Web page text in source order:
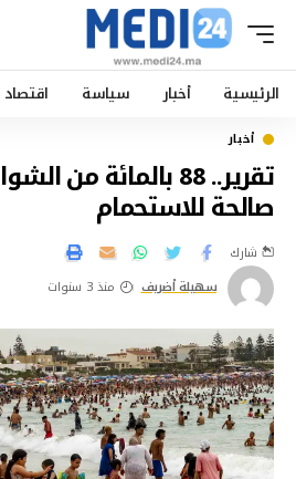
الرئيسية أخبار سياسة اقتصاد
أخبار
تقرير.. 88 بالمائة
صالحة للاستحمام
سهيلة أضريف منذ 3 سنوات
شارك